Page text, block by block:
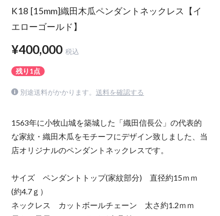
K18 [15mm]織田木瓜ペンダントネックレス【イ
エローゴールド】
¥400,000 税込
残り1点
別途送料がかかります。 送料を確認する
1563年に小牧山城を築城した「織田信長公」の代表的
な家紋・織田木瓜をモチーフにデザイン致しました、当
店オリジナルのペンダントネックレスです。
サイズ ペンダントトップ(家紋部分) 直径約15ｍｍ
(約4.7ｇ）
ネックレス カットボールチェーン 太さ約1.2ｍｍ